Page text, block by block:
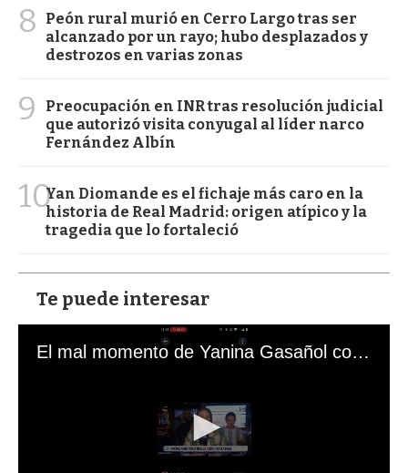
8
Peón rural murió en Cerro Largo tras ser
alcanzado por un rayo; hubo desplazados y
destrozos en varias zonas
9
Preocupación en INR tras resolución judicial
que autorizó visita conyugal al líder narco
Fernández Albín
10Yan Diomande es el fichaje más caro en la
historia de Real Madrid: origen atípico y la
tragedia que lo fortaleció
Te puede interesar
El mal momento de Yanina Gasañol con un hincha argentino en "Subrayado"